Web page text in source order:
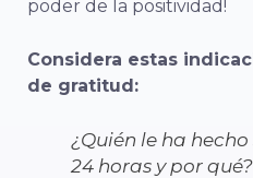
poder de la positividad!
Considera estas
de gratitud:
¿Quién le ha
24 horas y por qué?